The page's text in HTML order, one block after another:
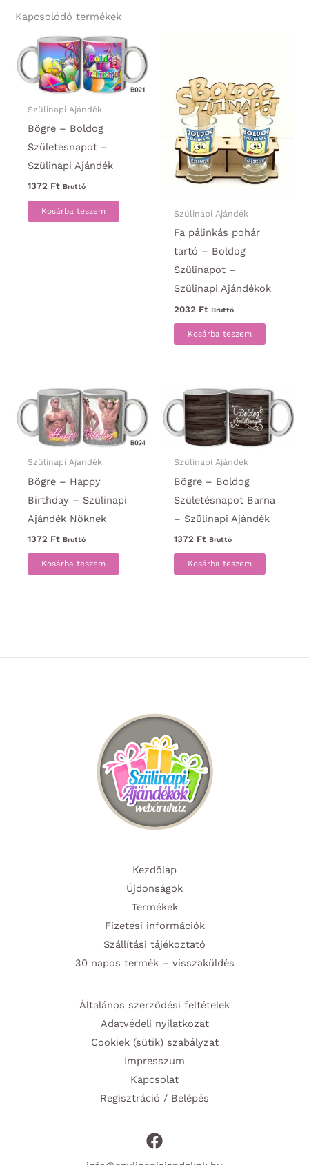
Kapcsolódó termékek
Szülinapi Ajándék
Bögre – Boldog
Születésnapot –
Szülinapi Ajándék
1372 Ft Bruttó
Kosárba teszem Szülinapi Ajándék
Fa pálinkás pohár
tartó – Boldog
Szülinapot –
Szülinapi Ajándékok
2032 Ft Bruttó
Kosárba teszem
Szülinapi Ajándék
Bögre – Happy
Birthday – Szülinapi
Ajándék Nőknek
1372 Ft Bruttó
Kosárba teszem
Szülinapi Ajándék
Bögre – Boldog
Születésnapot Barna
– Szülinapi Ajándék
1372 Ft Bruttó
Kosárba teszem
Kezdőlap
Újdonságok
Termékek
Fizetési információk
Szállítási tájékoztató
30 napos termék – visszaküldés
Általános szerződési feltételek
Adatvédeli nyilatkozat
Cookiek (sütik) szabályzat
Impresszum
Kapcsolat
Regisztráció / Belépés